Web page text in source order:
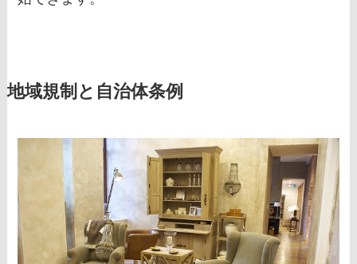
地域規制と自治体条例